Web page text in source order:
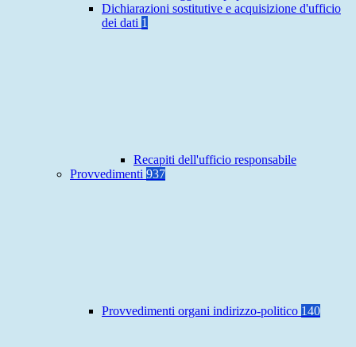
Dichiarazioni sostitutive e acquisizione d'ufficio
dei dati 1
Recapiti dell'ufficio responsabile
Provvedimenti 937
Provvedimenti organi indirizzo-politico 140